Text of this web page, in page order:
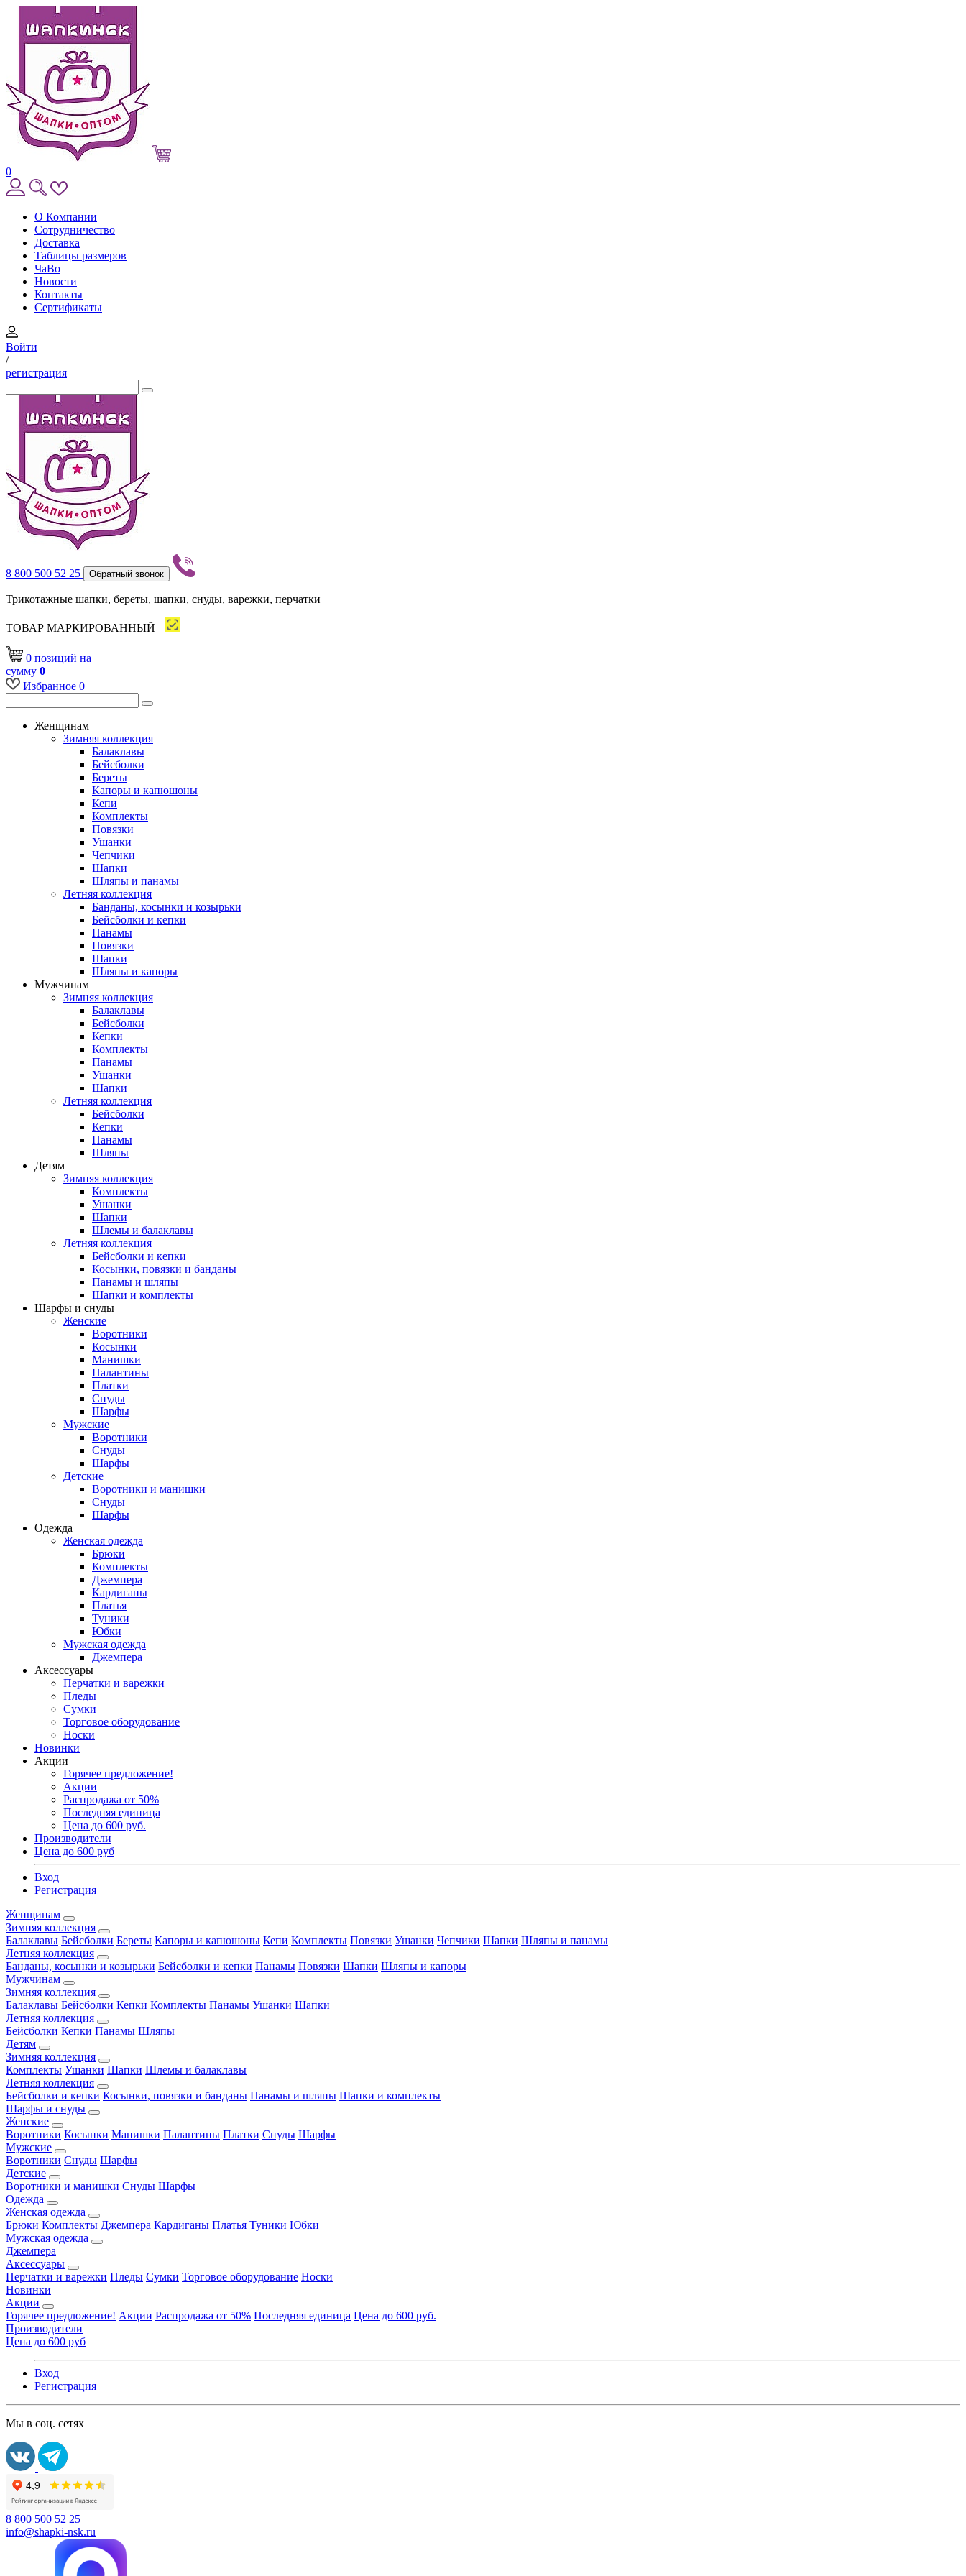
0
О Компании
Сотрудничество
Доставка
Таблицы размеров
ЧаВо
Новости
Контакты
Сертификаты
Войти
/
регистрация
8 800 500 52 25 Обратный звонок
Трикотажные шапки, береты, шапки, снуды, варежки, перчатки
ТОВАР МАРКИРОВАННЫЙ
0 позиций на
сумму 0
Избранное 0
Женщинам
Зимняя коллекция
Балаклавы
Бейсболки
Береты
Капоры и капюшоны
Кепи
Комплекты
Повязки
Ушанки
Чепчики
Шапки
Шляпы и панамы
Летняя коллекция
Банданы, косынки и козырьки
Бейсболки и кепки
Панамы
Повязки
Шапки
Шляпы и капоры
Мужчинам
Зимняя коллекция
Балаклавы
Бейсболки
Кепки
Комплекты
Панамы
Ушанки
Шапки
Летняя коллекция
Бейсболки
Кепки
Панамы
Шляпы
Детям
Зимняя коллекция
Комплекты
Ушанки
Шапки
Шлемы и балаклавы
Летняя коллекция
Бейсболки и кепки
Косынки, повязки и банданы
Панамы и шляпы
Шапки и комплекты
Шарфы и снуды
Женские
Воротники
Косынки
Манишки
Палантины
Платки
Снуды
Шарфы
Мужские
Воротники
Снуды
Шарфы
Детские
Воротники и манишки
Снуды
Шарфы
Одежда
Женская одежда
Брюки
Комплекты
Джемпера
Кардиганы
Платья
Туники
Юбки
Мужская одежда
Джемпера
Аксессуары
Перчатки и варежки
Пледы
Сумки
Торговое оборудование
Носки
Новинки
Акции
Горячее предложение!
Акции
Распродажа от 50%
Последняя единица
Цена до 600 руб.
Производители
Цена до 600 руб
Вход
Регистрация
Женщинам
Зимняя коллекция
Балаклавы Бейсболки Береты Капоры и капюшоны Кепи Комплекты Повязки Ушанки Чепчики Шапки Шляпы и панамы
Летняя коллекция
Банданы, косынки и козырьки Бейсболки и кепки Панамы Повязки Шапки Шляпы и капоры
Мужчинам
Зимняя коллекция
Балаклавы Бейсболки Кепки Комплекты Панамы Ушанки Шапки
Летняя коллекция
Бейсболки Кепки Панамы Шляпы
Детям
Зимняя коллекция
Комплекты Ушанки Шапки Шлемы и балаклавы
Летняя коллекция
Бейсболки и кепки Косынки, повязки и банданы Панамы и шляпы Шапки и комплекты
Шарфы и снуды
Женские
Воротники Косынки Манишки Палантины Платки Снуды Шарфы
Мужские
Воротники Снуды Шарфы
Детские
Воротники и манишки Снуды Шарфы
Одежда
Женская одежда
Брюки Комплекты Джемпера Кардиганы Платья Туники Юбки
Мужская одежда
Джемпера
Аксессуары
Перчатки и варежки Пледы Сумки Торговое оборудование Носки
Новинки
Акции
Горячее предложение! Акции Распродажа от 50% Последняя единица Цена до 600 руб.
Производители
Цена до 600 руб
Вход
Регистрация
Мы в соц. сетях
8 800 500 52 25
info@shapki-nsk.ru